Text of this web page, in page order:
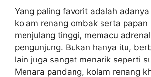
Yang paling favorit adalah
kolam renang ombak serta papan
menjulang tinggi, memacu
pengunjung. Bukan hanya itu,
lain juga sangat menarik seperti
Menara pandang, kolam renang